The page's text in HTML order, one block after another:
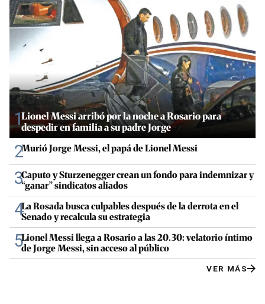
1Lionel Messi arribó por la noche a Rosario para
despedir en familia a su padre Jorge
2Murió Jorge Messi, el papá de Lionel Messi
3Caputo y Sturzenegger crean un fondo para indemnizar y
“ganar” sindicatos aliados
4La Rosada busca culpables después de la derrota en el
Senado y recalcula su estrategia
5Lionel Messi llega a Rosario a las 20.30: velatorio íntimo
de Jorge Messi, sin acceso al público
VER MÁS